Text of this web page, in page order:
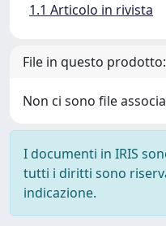
1.1 Articolo in rivista
File in questo prodotto:
Non ci sono file
I documenti in IRIS
tutti i diritti sono
indicazione.